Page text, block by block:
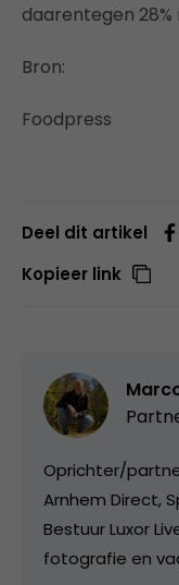
daarentegen
Bron:
Foodpress
Deel dit artikel
Kopieer link
Oprichter/
Arnhem Direct,
Bestuur Luxor
fotografie en